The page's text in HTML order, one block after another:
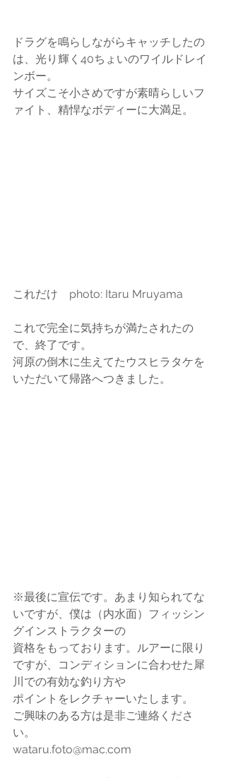
ドラグを鳴らしながらキャッチしたの
は、光り輝く40ちょいのワイルドレイ
ンボー。
サイズこそ小さめですが素晴らしいフ
ァイト、精悍なボディーに大満足。
これだけ　photo: Itaru Mruyama
これで完全に気持ちが満たされたの
で、終了です。
河原の倒木に生えてたウスヒラタケを
いただいて帰路へつきました。
※最後に宣伝です。あまり知られてな
いですが、僕は（内水面）フィッシン
グインストラクターの
資格をもっております。ルアーに限り
ですが、コンディションに合わせた犀
川での有効な釣り方や
ポイントをレクチャーいたします。
ご興味のある方は是非ご連絡くださ
い。
wataru.foto@mac.com